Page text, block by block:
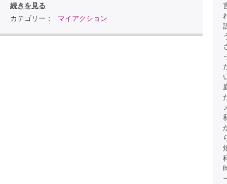
続きを見る
カテゴリー：
マイアクション